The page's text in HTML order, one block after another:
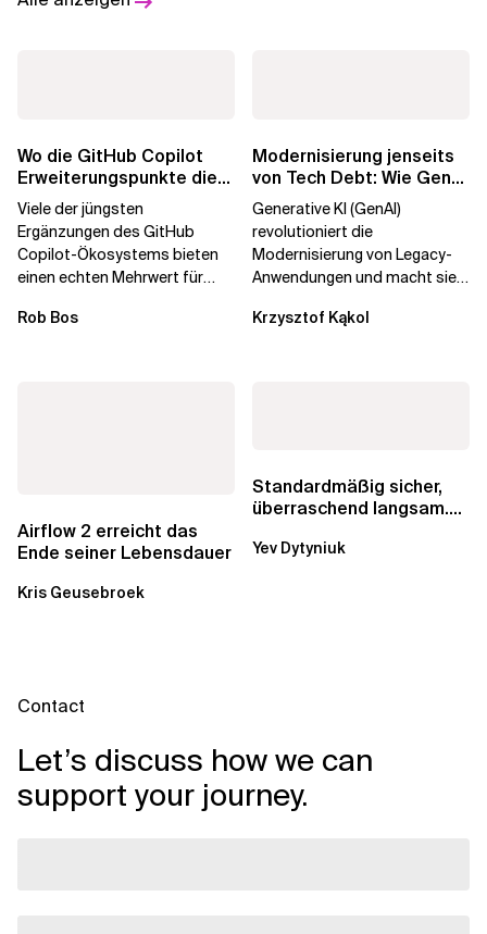
Wo die GitHub Copilot
Erweiterungspunkte die
Governance brechen
Viele der jüngsten
Ergänzungen des GitHub
Copilot-Ökosystems bieten
einen echten Mehrwert für
aber auch die...
Rob Bos
Modernisierung jenseits
von Tech Debt: Wie GenAI
die
Generative KI (GenAI)
revolutioniert die
Modernisierung von Legacy-
Anwendungen und macht sie
Durch die Automatisierung...
Krzysztof Kąkol
Airflow 2 erreicht das
Ende seiner Lebensdauer
Kris Geusebroek
Standardmäßig sicher,
überraschend langsam.
über die RDS...
Yev Dytyniuk
Contact
Let’s discuss how we can
support your journey.